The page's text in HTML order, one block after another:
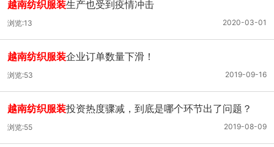
越南纺织服装生产也受到疫情冲击
2020-03-01
浏览:13
越南纺织服装企业订单数量下滑！
2019-09-16
浏览:53
越南纺织服装投资热度骤减，到底是哪个环节出了问题？
2019-08-09
浏览:55